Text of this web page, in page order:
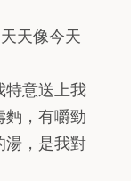
天像今天
特意送上我
麪，有嚼勁
湯，是我對